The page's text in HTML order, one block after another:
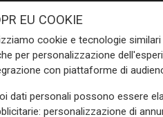
di appalto per l’affidamento
del Trasporto pubblico
ha la delega al trasporto
dopo tre tentativi
tecnico decisivo negli ultimi
EU COOKIE
cookie e tecnologie
per personalizzazione
con piattaforme di
dati personali possono essere
personalizzazione di